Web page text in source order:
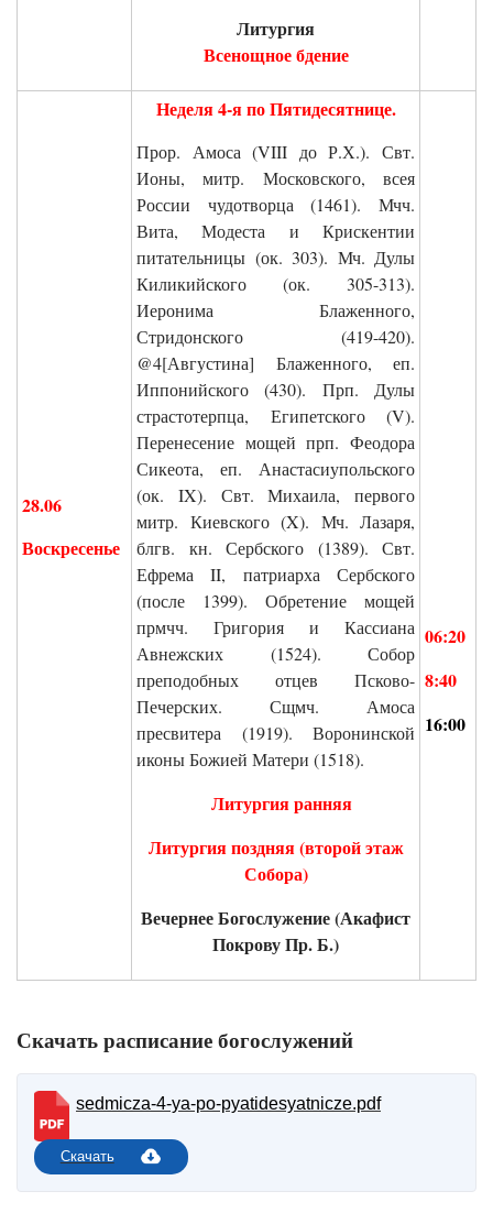
Литургия
Всенощное бдение
28.06
Воскресенье
Неделя 4-я по Пятидесятнице.
Прор. Амоса (VIII до Р.Х.). Свт.
Ионы, митр. Московского, всея
России чудотворца (1461). Мчч.
Вита, Модеста и Крискентии
питательницы (ок. 303). Мч. Дулы
Киликийского (ок. 305-313).
Иеронима Блаженного,
Стридонского (419-420).
@4[Августина] Блаженного, еп.
Иппонийского (430). Прп. Дулы
страстотерпца, Египетского (V).
Перенесение мощей прп. Феодора
Сикеота, еп. Анастасиупольского
(ок. IX). Свт. Михаила, первого
митр. Киевского (X). Мч. Лазаря,
блгв. кн. Сербского (1389). Свт.
Ефрема II, патриарха Сербского
(после 1399). Обретение мощей
прмчч. Григория и Кассиана
Авнежских (1524). Собор
преподобных отцев Псково-
Печерских. Сщмч. Амоса
пресвитера (1919). Воронинской
иконы Божией Матери (1518).
Литургия ранняя
Литургия поздняя (второй этаж
Собора)
Вечернее Богослужение (Акафист
Покрову Пр. Б.)
06:20
8:40
16:00
Скачать расписание богослужений
sedmicza-4-ya-po-pyatidesyatnicze.pdf
Скачать